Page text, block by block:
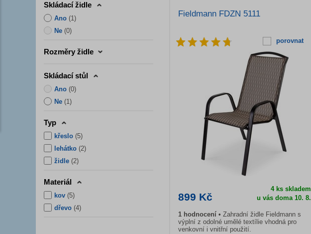
Fieldmann FDZN 5111
porovnat
899 Kč
4 ks skladem
u vás doma 10. 8.
1 hodnocení
Zahradní židle Fieldmann s
výplní z odolné umělé textílie vhodná pro
venkovní i vnitřní použití.
Skládací židle
Ano (1)
Ne (0)
Rozměry židle
Skládací stůl
Ano (0)
Ne (1)
Typ
křeslo (5)
lehátko (2)
židle (2)
Materiál
kov (5)
dřevo (4)